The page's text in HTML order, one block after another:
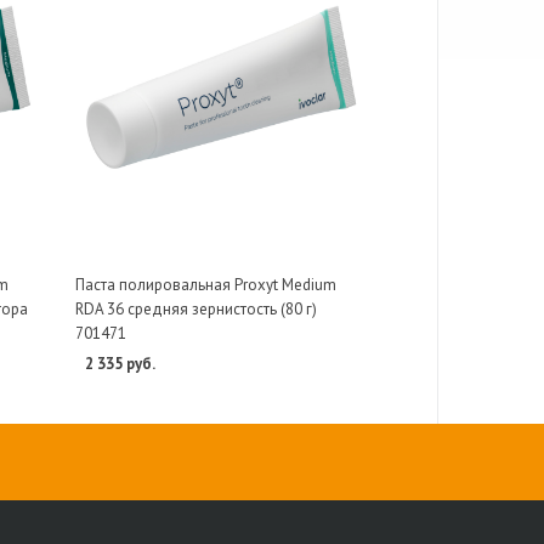
Паста полировальная Proxyt Medium
RDA 36 средняя зернистость (80 г)
701471
2 335 руб.